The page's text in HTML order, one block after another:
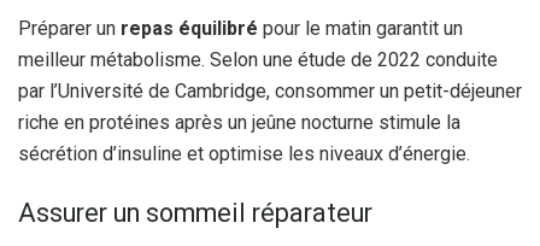
Préparer un repas équilibré pour le matin garantit un
meilleur métabolisme. Selon une étude de 2022 conduite
par l’Université de Cambridge, consommer un petit-déjeuner
riche en protéines après un jeûne nocturne stimule la
sécrétion d’insuline et optimise les niveaux d’énergie.
Assurer un sommeil réparateur